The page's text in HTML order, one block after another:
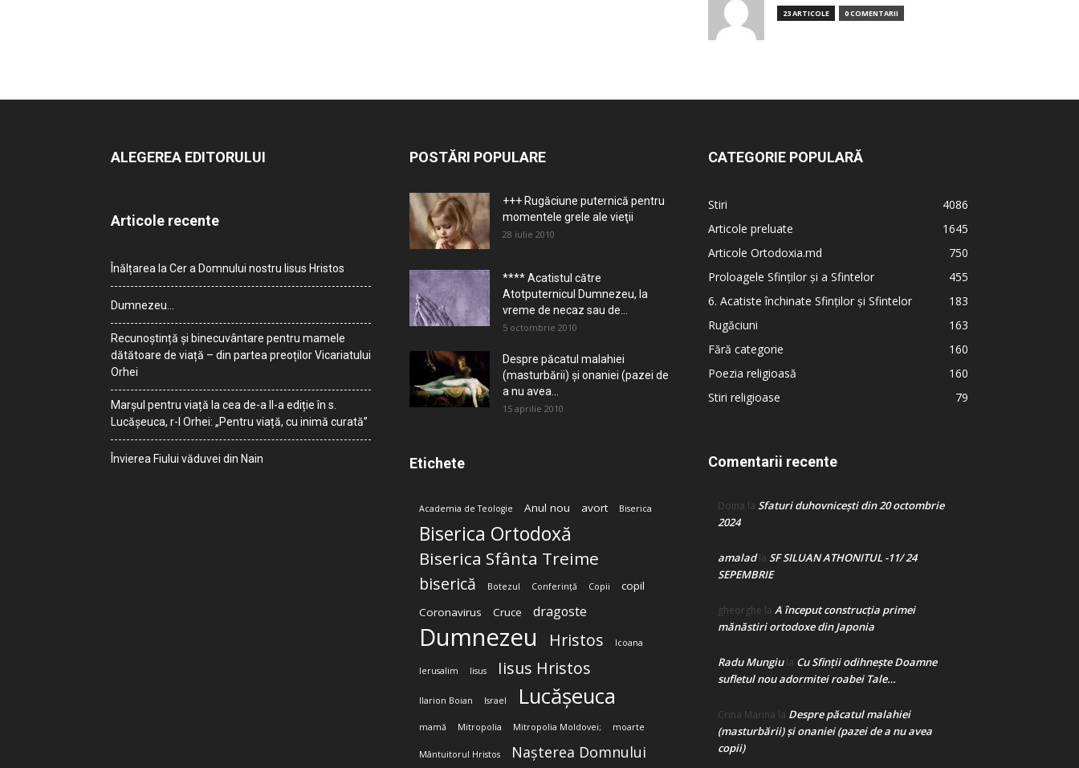
23 ARTICOLE 0 COMENTARII
ALEGEREA EDITORULUI
Articole recente
Înălțarea la Cer a Domnului nostru Iisus Hristos
Dumnezeu…
Recunoștință și binecuvântare pentru mamele
dătătoare de viață – din partea preoților Vicariatului
Orhei
Marșul pentru viață la cea de-a II-a ediție în s.
Lucășeuca, r-l Orhei: „Pentru viață, cu inimă curată”
Învierea Fiului văduvei din Nain
POSTĂRI POPULARE
+++ Rugăciune puternică pentru
momentele grele ale vieţii
28 iulie 2010
**** Acatistul către
Atotputernicul Dumnezeu, la
vreme de necaz sau de...
5 octombrie 2010
Despre păcatul malahiei
(masturbării) şi onaniei (pazei de
a nu avea...
15 aprilie 2010
Etichete
Academia de Teologie Anul nou avort Biserica
Biserica Ortodoxă
Biserica Sfânta Treime
biserică Botezul Conferință Copii
copil
Coronavirus
Cruce dragoste
Dumnezeu Hristos Icoana
Ierusalim Iisus Iisus Hristos
Ilarion Boian Israel Lucășeuca
mamă Mitropolia Mitropolia Moldovei; moarte
Mântuitorul Hristos Nașterea Domnului
CATEGORIE POPULARĂ
Stiri
4086
Articole preluate
1645
Articole Ortodoxia.md
750
Proloagele Sfinților și a Sfintelor
455
6. Acatiste închinate Sfinților și Sfintelor
183
Rugăciuni
163
Fără categorie
160
Poezia religioasă
160
Stiri religioase
79
Comentarii recente
Doina la Sfaturi duhovnicești din 20 octombrie
2024
amaladla SF SILUAN ATHONITUL -11/ 24
SEPEMBRIE
gheorghe la A început construcţia primei
mănăstiri ortodoxe din Japonia
Radu Mungiula Cu Sfinții odihnește Doamne
sufletul nou adormitei roabei Tale…
Crina Marina la Despre păcatul malahiei
(masturbării) şi onaniei (pazei de a nu avea
copii)